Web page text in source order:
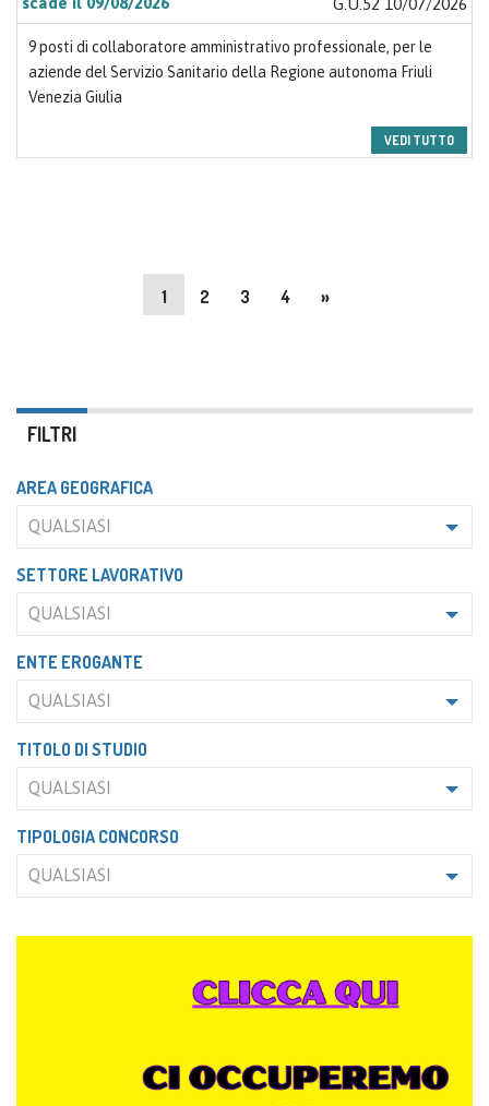
G.U.52 10/07/2026
9 posti di collaboratore amministrativo professionale, per le
aziende del Servizio Sanitario della Regione autonoma Friuli
Venezia Giulia
VEDI TUTTO
1 2 3 4 »
FILTRI
AREA GEOGRAFICA
QUALSIASI
SETTORE LAVORATIVO
QUALSIASI
ENTE EROGANTE
QUALSIASI
TITOLO DI STUDIO
QUALSIASI
TIPOLOGIA CONCORSO
QUALSIASI